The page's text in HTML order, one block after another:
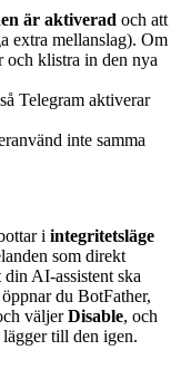
är aktiverad och att
extra mellanslag). Om
och klistra in den nya
Telegram aktiverar
inte samma
i integritetsläge
som direkt
din AI-assistent ska
du BotFather,
väljerDisable, och
till den igen.